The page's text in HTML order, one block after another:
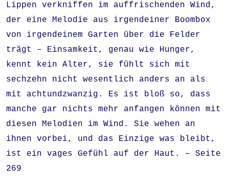
Lippen verkniffen im auffrischenden Wind,
der eine Melodie aus irgendeiner Boombox
von irgendeinem Garten über die Felder
trägt – Einsamkeit, genau wie Hunger,
kennt kein Alter, sie fühlt sich mit
sechzehn nicht wesentlich anders an als
mit achtundzwanzig. Es ist bloß so, dass
manche gar nichts mehr anfangen können mit
diesen Melodien im Wind. Sie wehen an
ihnen vorbei, und das Einzige was bleibt,
ist ein vages Gefühl auf der Haut. – Seite
269